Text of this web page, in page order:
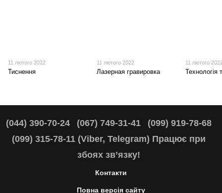
11 лютого 2022
Тиснення
11 лютого 2022
Лазерная гравировка
11 лютого
Технологія
(044) 390-70-24 (067) 749-31-41
(099) 919-78-68
(099) 315-78-11 (Viber, Telegram) Працює при
збоях зв’язку!
Контакти
Повна версія сайту